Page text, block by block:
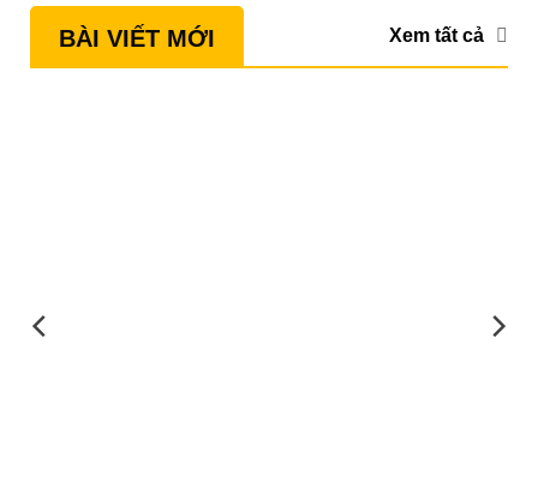
BÀI VIẾT MỚI Xem tất cả